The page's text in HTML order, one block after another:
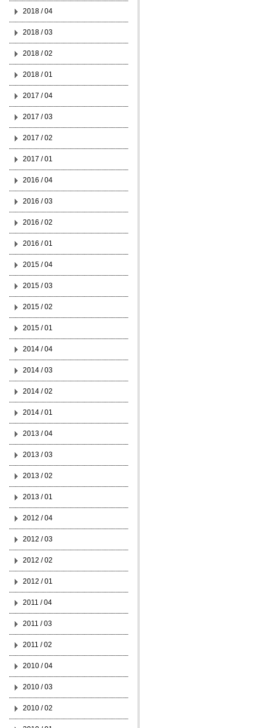
2018 / 04
2018 / 03
2018 / 02
2018 / 01
2017 / 04
2017 / 03
2017 / 02
2017 / 01
2016 / 04
2016 / 03
2016 / 02
2016 / 01
2015 / 04
2015 / 03
2015 / 02
2015 / 01
2014 / 04
2014 / 03
2014 / 02
2014 / 01
2013 / 04
2013 / 03
2013 / 02
2013 / 01
2012 / 04
2012 / 03
2012 / 02
2012 / 01
2011 / 04
2011 / 03
2011 / 02
2010 / 04
2010 / 03
2010 / 02